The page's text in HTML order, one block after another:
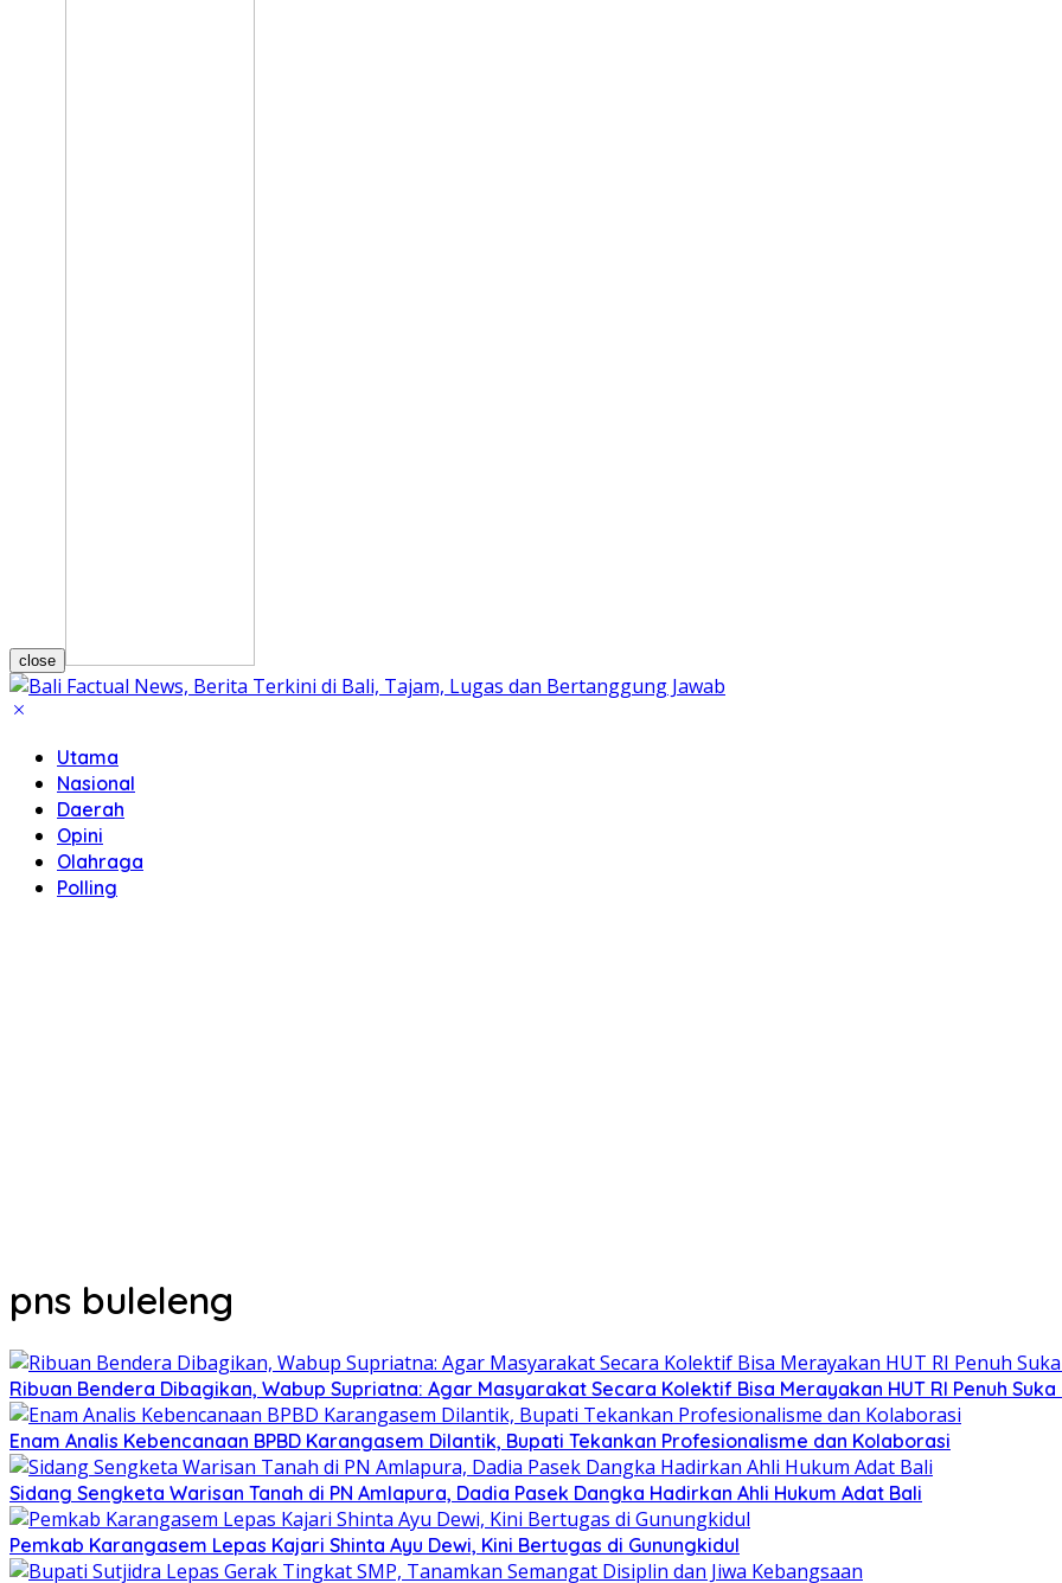
close
Utama
Nasional
Daerah
Opini
Olahraga
Polling
pns buleleng
Ribuan Bendera Dibagikan, Wabup Supriatna: Agar Masyarakat Secara Kolektif Bisa Merayakan HUT RI Penuh Suka
Enam Analis Kebencanaan BPBD Karangasem Dilantik, Bupati Tekankan Profesionalisme dan Kolaborasi
Sidang Sengketa Warisan Tanah di PN Amlapura, Dadia Pasek Dangka Hadirkan Ahli Hukum Adat Bali
Pemkab Karangasem Lepas Kajari Shinta Ayu Dewi, Kini Bertugas di Gunungkidul